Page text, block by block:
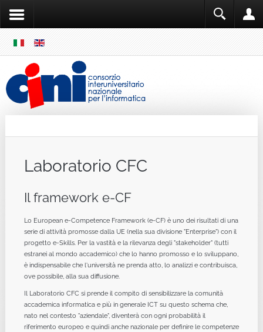
MENU
Laboratorio CFC
Il framework e-CF
Lo European e-Competence Framework (e-CF) è uno dei risultati di una
serie di attività promosse dalla UE (nella sua divisione "Enterprise") con il
progetto e-Skills. Per la vastità e la rilevanza degli "stakeholder" (tutti
estranei al mondo accademico) che lo hanno promosso e lo sviluppano,
è indispensabile che l'università ne prenda atto, lo analizzi e contribuisca,
ove possibile, alla sua diffusione.
Il Laboratorio CFC si prende il compito di sensibilizzare la comunità
accademica informatica e più in generale ICT su questo schema che,
nato nel contesto "aziendale", diventerà con ogni probabilità il
riferimento europeo e quindi anche nazionale per definire le competenze